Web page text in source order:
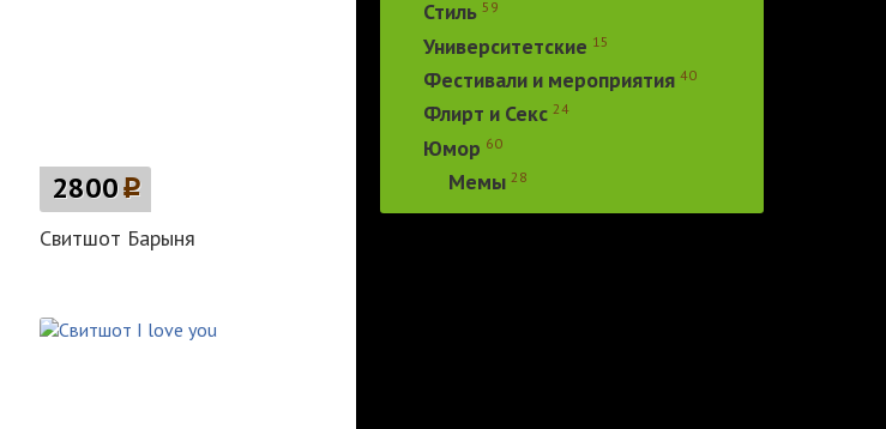
2800p
Свитшот Барыня
Стиль 59
Университетские 15
Фестивали и мероприятия 40
Флирт и Секс 24
Юмор 60
Мемы 28